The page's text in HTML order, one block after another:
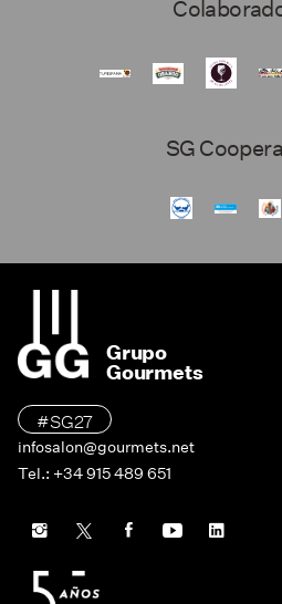
SG
Grupo
Gourmets
#SG27
infosalon@gourmets.net
Tel.: +34 915 489 651